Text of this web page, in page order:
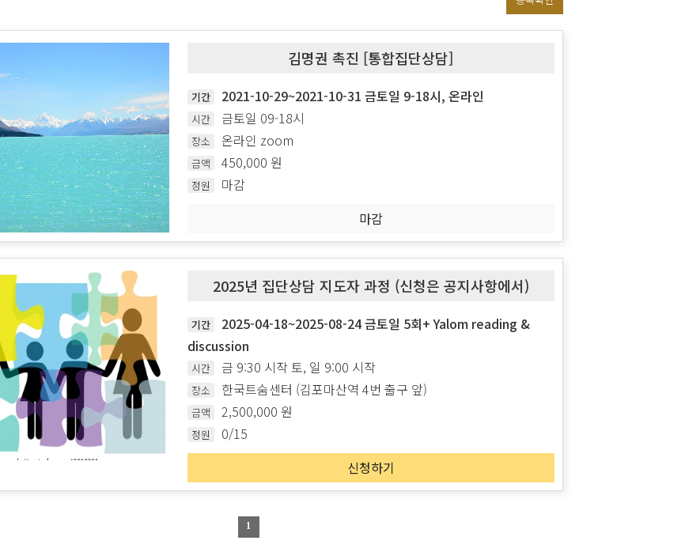
김명권 촉진 [통합집단상담]
기간 2021-10-29~2021-10-31 금토일 9-18시, 온라인
시간 금토일 09-18시
장소 온라인 zoom
금액 450,000 원
정원
마감
마감
2025년 집단상담 지도자 과정 (신청은 공지사항에서)
기간
2025-04-18~2025-08-24 금토일 5회+ Yalom reading &
discussion
시간 금 9:30 시작 토, 일 9:00 시작
장소 한국트숨센터 (김포마산역 4번 출구 앞)
금액 2,500,000 원
정원
0/15
신청하기
1